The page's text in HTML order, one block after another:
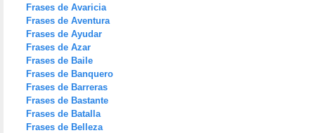
Frases de Avaricia
Frases de Aventura
Frases de Ayudar
Frases de Azar
Frases de Baile
Frases de Banquero
Frases de Barreras
Frases de Bastante
Frases de Batalla
Frases de Belleza